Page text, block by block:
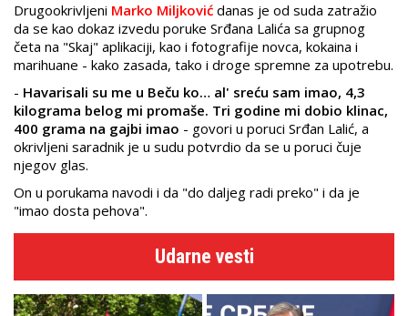
Drugookrivljeni Marko Miljković danas je od suda zatražio
da se kao dokaz izvedu poruke Srđana Lalića sa grupnog
četa na "Skaj" aplikaciji, kao i fotografije novca, kokaina i
marihuane - kako zasada, tako i droge spremne za upotrebu.
- Havarisali su me u Beču ko… al' sreću sam imao, 4,3
kilograma belog mi promaše. Tri godine mi dobio klinac,
400 grama na gajbi imao - govori u poruci Srđan Lalić, a
okrivljeni saradnik je u sudu potvrdio da se u poruci čuje
njegov glas.
On u porukama navodi i da "do daljeg radi preko" i da je
"imao dosta pehova".
Udarne vesti